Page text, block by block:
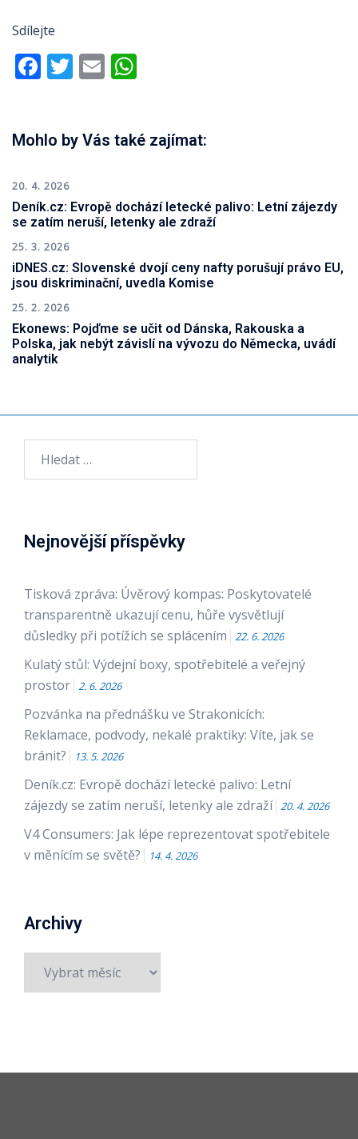
Sdílejte
Facebook
Twitter
Email
Mohlo by Vás také zajímat:
20. 4. 2026
Deník.cz: Evropě dochází letecké palivo: Letní zájezdy
se zatím neruší, letenky ale zdraží
25. 3. 2026
iDNES.cz: Slovenské dvojí ceny nafty porušují právo EU,
jsou diskriminační, uvedla Komise
25. 2. 2026
Ekonews: Pojďme se učit od Dánska, Rakouska a
Polska, jak nebýt závislí na vývozu do Německa, uvádí
analytik
Nejnovější příspěvky
Tisková zpráva: Úvěrový kompas: Poskytovatelé
transparentně ukazují cenu, hůře vysvětlují
důsledky při potížích se splácením
22. 6. 2026
Kulatý stůl: Výdejní boxy, spotřebitelé a veřejný
prostor 2. 6. 2026
Pozvánka na přednášku ve Strakonicích:
Reklamace, podvody, nekalé praktiky: Víte, jak se
bránit?
13. 5. 2026
Deník.cz: Evropě dochází letecké palivo: Letní
zájezdy se zatím neruší, letenky ale zdraží 20. 4. 2026
V4 Consumers: Jak lépe reprezentovat spotřebitele
v měnícím se světě?
14. 4. 2026
Archivy